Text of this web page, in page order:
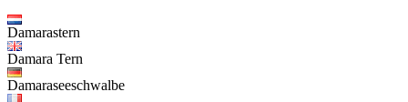
Damarastern
Damara Tern
Damaraseeschwalbe